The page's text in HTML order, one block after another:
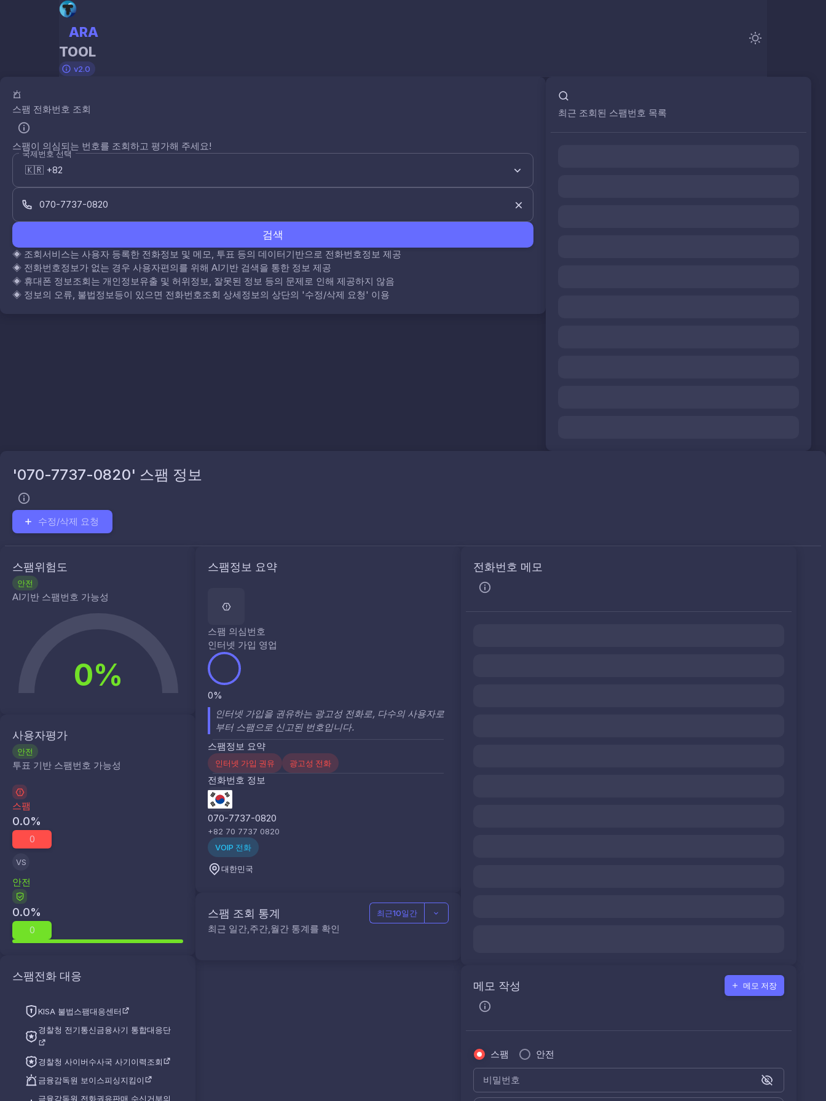
ARA
TOOL
v2.0
스팸 전화번호 조회
스팸이 의심되는 번호를 조회하고 평가해 주세요!
국제번호 선택
검색
◈ 조회서비스는 사용자 등록한 전화정보 및 메모, 투표 등의 데이터기반으로 전화번호정보 제공
◈ 전화번호정보가 없는 경우 사용자편의를 위해 AI기반 검색을 통한 정보 제공
◈ 휴대폰 정보조회는 개인정보유출 및 허위정보, 잘못된 정보 등의 문제로 인해 제공하지 않음
◈ 정보의 오류, 불법정보등이 있으면 전화번호조회 상세정보의 상단의 '수정/삭제 요청' 이용
최근 조회된 스팸번호 목록
'070-7737-0820' 스팸 정보
수정/삭제 요청
스팸위험도
안전
AI기반 스팸번호 가능성
0%
사용자평가
안전
투표 기반 스팸번호 가능성
스팸
0.0%
0
VS
안전
0.0%
0
스팸전화 대응
KISA 불법스팸대응센터
경찰청 전기통신금융사기 통합대응단
경찰청 사이버수사국 사기이력조회
금융감독원 보이스피싱지킴이
금융감독원 전화권유판매 수신거부의
스팸정보 요약
스팸 의심번호
인터넷 가입 영업
0%
인터넷 가입을 권유하는 광고성 전화로, 다수의 사용자로
부터 스팸으로 신고된 번호입니다.
스팸정보 요약
인터넷 가입 권유 광고성 전화
전화번호 정보
070-7737-0820
+82 70 7737 0820
VOIP 전화
대한민국
스팸 조회 통계
최근 일간,주간,월간 통계를 확인
최근10일간
전화번호 메모
메모 작성 메모 저장
스팸 안전
비밀번호